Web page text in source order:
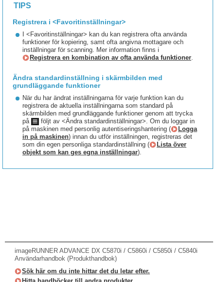
TIPS
Registrera i <Favoritinställningar>
I <Favoritinställningar> kan du kan registrera ofta använda
funktioner för kopiering, samt ofta angivna mottagare och
inställningar för scanning. Mer information finns i
Registrera en kombination av ofta använda funktioner.
Ändra standardinställning i skärmbilden med
grundläggande funktioner
När du har ändrat inställningarna för varje funktion kan du
registrera de aktuella inställningarna som standard på
skärmbilden med grundläggande funktioner genom att trycka
på
följt av <Ändra standardinställningar>. Om du loggar in
på maskinen med personlig autentiseringshantering (
Logga
in på maskinen) innan du utför inställningen, registreras det
som din egen personliga standardinställning (
Lista över
objekt som kan ges egna inställningar).
imageRUNNER ADVANCE DX C5870i / C5860i / C5850i / C5840i
Användarhandbok (Produkthandbok)
Sök här om du inte hittar det du letar efter.